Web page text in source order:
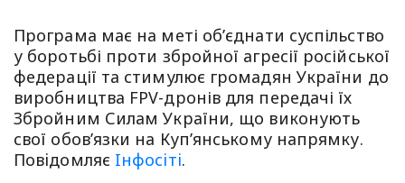
Програма має на меті об’єднати суспільство
у боротьбі проти збройної агресії російської
федерації та стимулює громадян України до
виробництва FPV-дронів для передачі їх
Збройним Силам України, що виконують
свої обов’язки на Куп’янському напрямку.
Повiдомляє Iнфосiтi.